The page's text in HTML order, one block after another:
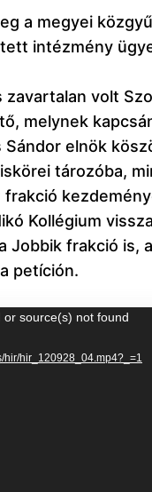
a megyei
intézmény
zavartalan volt
melynek
Sándor elnök
tározóba,
Kollégium
Jobbik frakció
petíción.
source(s) not found
hir/hir_120928_04.mp4?_=1